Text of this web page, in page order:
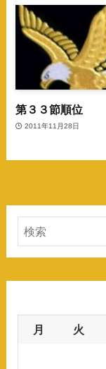
第３３節順位
2011年11月28日
月 火